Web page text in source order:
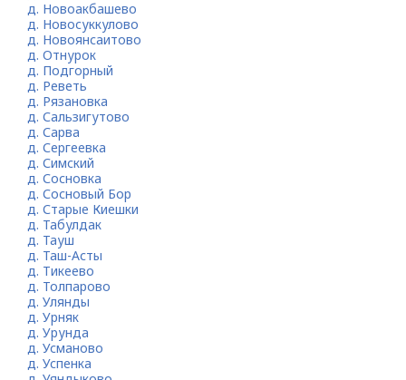
д. Новоакбашево
д. Новосуккулово
д. Новоянсаитово
д. Отнурок
д. Подгорный
д. Реветь
д. Рязановка
д. Сальзигутово
д. Сарва
д. Сергеевка
д. Симский
д. Сосновка
д. Сосновый Бор
д. Старые Киешки
д. Табулдак
д. Тауш
д. Таш-Асты
д. Тикеево
д. Толпарово
д. Улянды
д. Урняк
д. Урунда
д. Усманово
д. Успенка